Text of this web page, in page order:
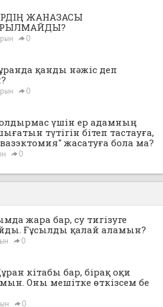
ЖАНАЗАСЫ
0
қанды нәжіс деп
0
үшін ер адамның
түтігін бітеп тастауға,
жасатуға бола ма?
0
жара бар, су тигізуге
Ғұсылды қалай аламын?
0
кітабы бар, бірақ оқи
Оны мешітке өткізсем бе
0